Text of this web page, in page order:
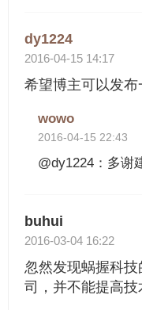
dy1224
2016-04-15 14:17
希望博主可以发
wowo
2016-04-15 22:43
@dy1224：多谢
buhui
2016-03-04 16:22
忽然发现蜗握科
司，并不能提高